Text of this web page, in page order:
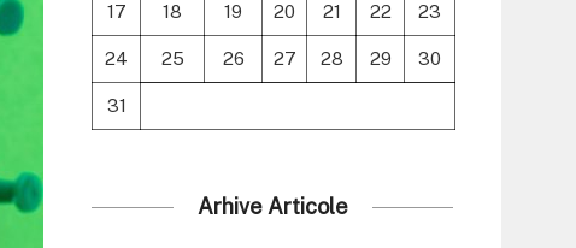
17 18 19 20 21 22 23
24 25 26 27 28 29 30
31
Arhive Articole